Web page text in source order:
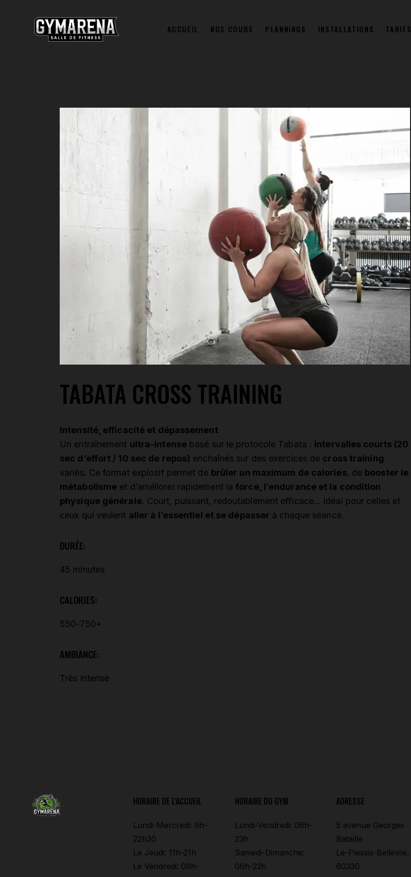
ACCUEIL NOS COURS PLANNINGS INSTALLATIONS TARIFS
TABATA CROSS TRAINING
Intensité, efficacité et dépassement
Un entraînement ultra-intensebasé sur le protocole Tabata : intervalles courts (20
sec d’effort / 10 sec de repos) enchaînés sur des exercices de cross training
variés. Ce format explosif permet de brûler un maximum de calories, de booster le
métabolisme et d’améliorer rapidement la force, l’endurance et la condition
physique générale. Court, puissant, redoutablement efficace… idéal pour celles et
ceux qui veulent aller à l’essentiel et se dépasser à chaque séance.
DURÉE:
45 minutes
CALORIES:
550-750+
AMBIANCE:
Très intense
HORAIRE DE L'ACCUEIL
Lundi-Mercredi: 9h-
22h30
Le Jeudi: 11h-21h
Le Vendredi: 09h-
HORAIRE DU GYM
Lundi-Vendredi: 06h-
23h
Samedi-Dimanche:
06h-22h
ADRESSE
5 avenue Georges
Bataille
Le-Plessis-Bellevile,
60330